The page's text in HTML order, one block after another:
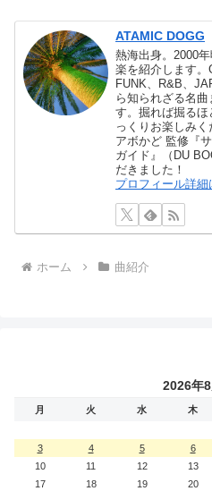
ATAMIC DOGG
熱海出身。2000
楽を紹介します。
FUNK、R&B、
ら知られざる名
す。掘れば掘る
っくりお楽しみ
アボかど 監修『
ガイド』（DU
だきました！
プロフィール詳細
ホーム 曲紹介
2026年8
月 火 水 木
3
4 5 6
10
11 12 13
17
18 19 20